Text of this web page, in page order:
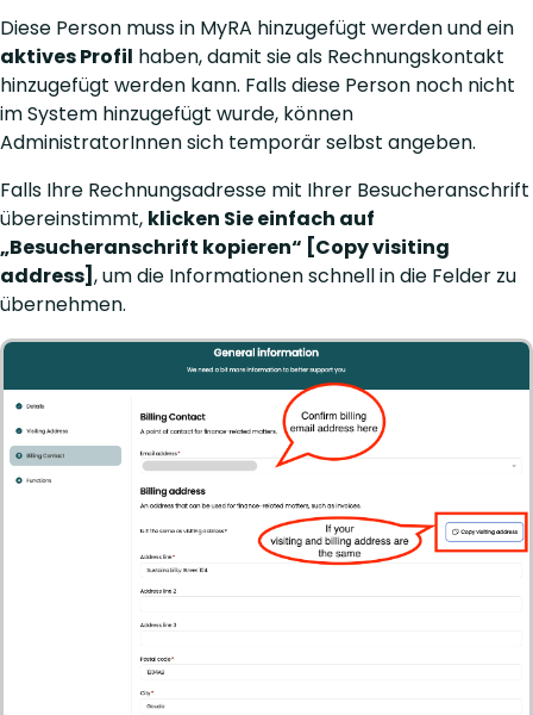
Diese Person muss in MyRA hinzugefügt werden und ein
aktives Profil haben, damit sie als Rechnungskontakt
hinzugefügt werden kann. Falls diese Person noch nicht
im System hinzugefügt wurde, können
AdministratorInnen sich temporär selbst angeben.
Falls Ihre Rechnungsadresse mit Ihrer Besucheranschrift
übereinstimmt, klicken Sie einfach auf
„Besucheranschrift kopieren“ [Copy visiting
address] , um die Informationen schnell in die Felder zu
übernehmen.